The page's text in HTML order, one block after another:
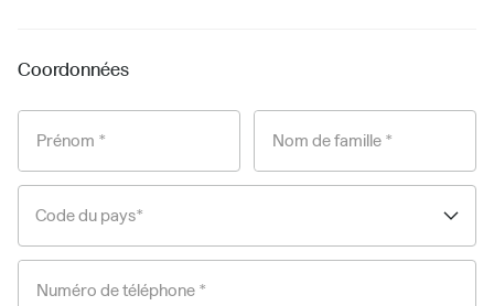
Coordonnées
Prénom * Nom de famille *
Code du pays*
Numéro de téléphone *